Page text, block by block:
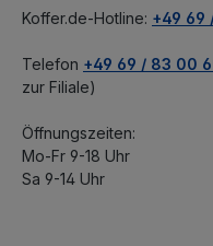
Koffer.de-Hotline: +49 69
Telefon +49 69 / 83 00
zur Filiale)
Öffnungszeiten:
Mo-Fr 9-18 Uhr
Sa 9-14 Uhr